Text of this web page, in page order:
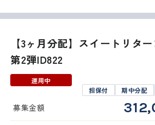
運用中
【3ヶ月分配】スイートリタ
第2弾ID822
担保付 期中分配
募集金額